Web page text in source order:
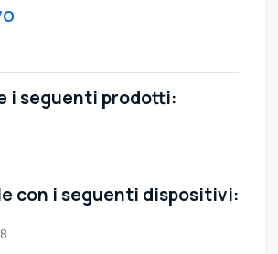
i seguenti prodotti:
con i seguenti dispositivi: